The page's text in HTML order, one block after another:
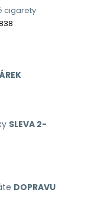
cigarety
SLEVA 2-
DOPRAVU